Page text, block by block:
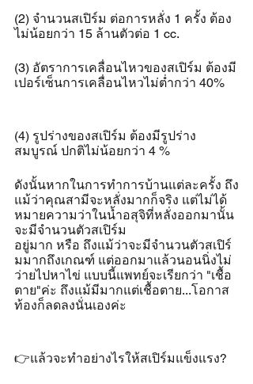
(2) จำนวนสเปิร์ม ต่อการหลั่ง 1 ครั้ง ต้อง
ไม่น้อยกว่า 15 ล้านตัวต่อ 1 cc.
(3) อัตราการเคลื่อนไหวของสเปิร์ม ต้องมี
เปอร์เซ็นการเคลื่อนไหวไม่ต่ำกว่า 40%
(4) รูปร่างของสเปิร์ม ต้องมีรูปร่าง
สมบูรณ์ ปกติไม่น้อยกว่า 4 %
ดังนั้นหากในการทำการบ้านแต่ละครั้ง ถึง
แม้ว่าคุณสามีจะหลั่งมากก็จริง แต่ไม่ได้
หมายความว่าในน้ำอสุจิที่หลั่งออกมานั้น
จะมีจำนวนตัวสเปิร์ม
อยู่มาก หรือ ถึงแม้ว่าจะมีจำนวนตัวสเปิร์
มมากถึงเกณฑ์ แต่ออกมาแล้วนอนนิ่งไม่
ว่ายไปหาไข่ แบบนี้แพทย์จะเรียกว่า "เชื้อ
ตาย"ค่ะ ถึงแม้มีมากแต่เชื้อตาย...โอกาส
ท้องก็ลดลงนั่นเองค่ะ
👉แล้วจะทำอย่างไรให้สเปิร์มแข็งแรง?